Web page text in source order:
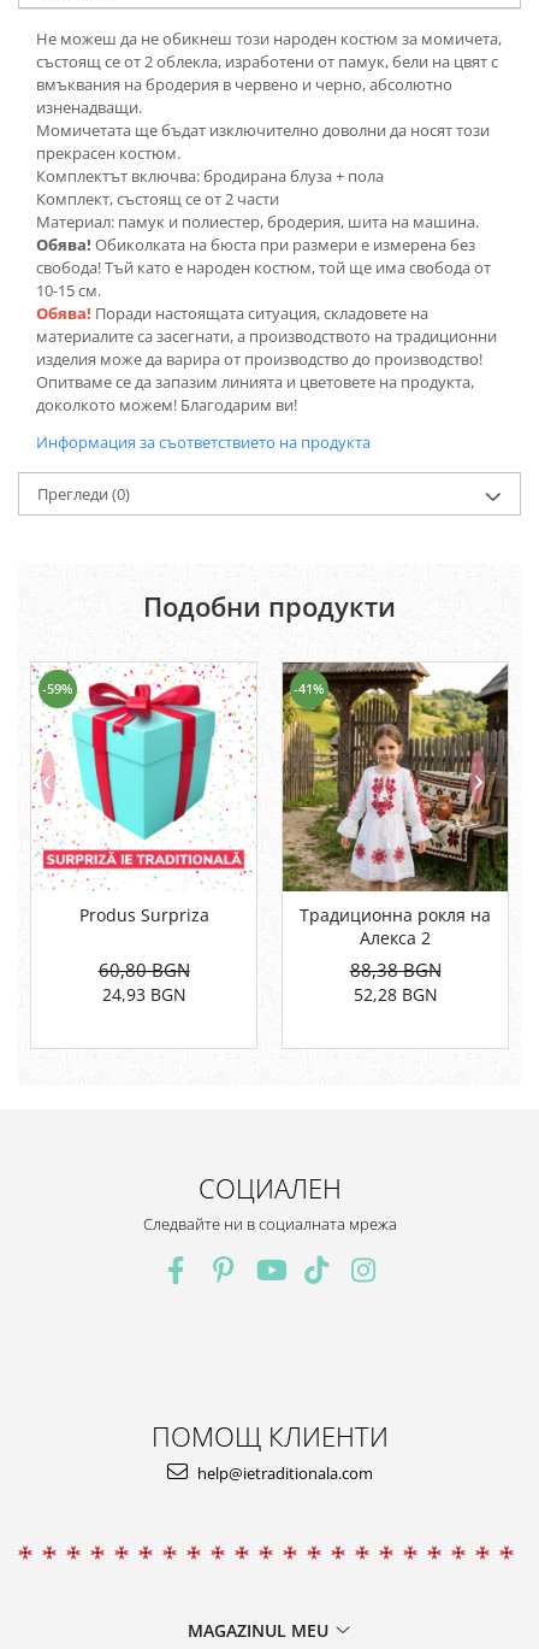
Не можеш да не обикнеш този народен костюм за момичета,
състоящ се от 2 облекла, изработени от памук, бели на цвят с
вмъквания на бродерия в червено и черно, абсолютно
изненадващи.
Момичетата ще бъдат изключително доволни да носят този
прекрасен костюм.
Комплектът включва: бродирана блуза + пола
Комплект, състоящ се от 2 части
Материал: памук и полиестер, бродерия, шита на машина.
Обява! Обиколката на бюста при размери е измерена без
свобода! Тъй като е народен костюм, той ще има свобода от
10-15 см.
Обява! Поради настоящата ситуация, складовете на
материалите са засегнати, а производството на традиционни
изделия може да варира от производство до производство!
Опитваме се да запазим линията и цветовете на продукта,
доколкото можем! Благодарим ви!
Информация за съответствието на продукта
Прегледи (0)
Подобни продукти
-59%
Produs Surpriza
60,80 BGN
24,93 BGN
-41%
Традиционна рокля на
Алекса 2
88,38 BGN
52,28 BGN
СОЦИАЛЕН
Следвайте ни в социалната мрежа
ПОМОЩ КЛИЕНТИ
help@ietraditionala.com
MAGAZINUL MEU